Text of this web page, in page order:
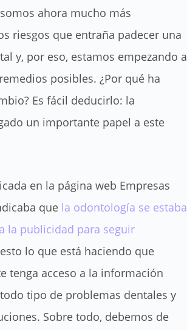
ahora mucho más
riesgos que entraña padecer una
y, por eso, estamos empezando a
posibles. ¿Por qué ha
Es fácil deducirlo: la
un importante papel a este
en la página web Empresas
que la odontología se estaba
la publicidad para seguir
lo que está haciendo que
tenga acceso a la información
tipo de problemas dentales y
Sobre todo, debemos de